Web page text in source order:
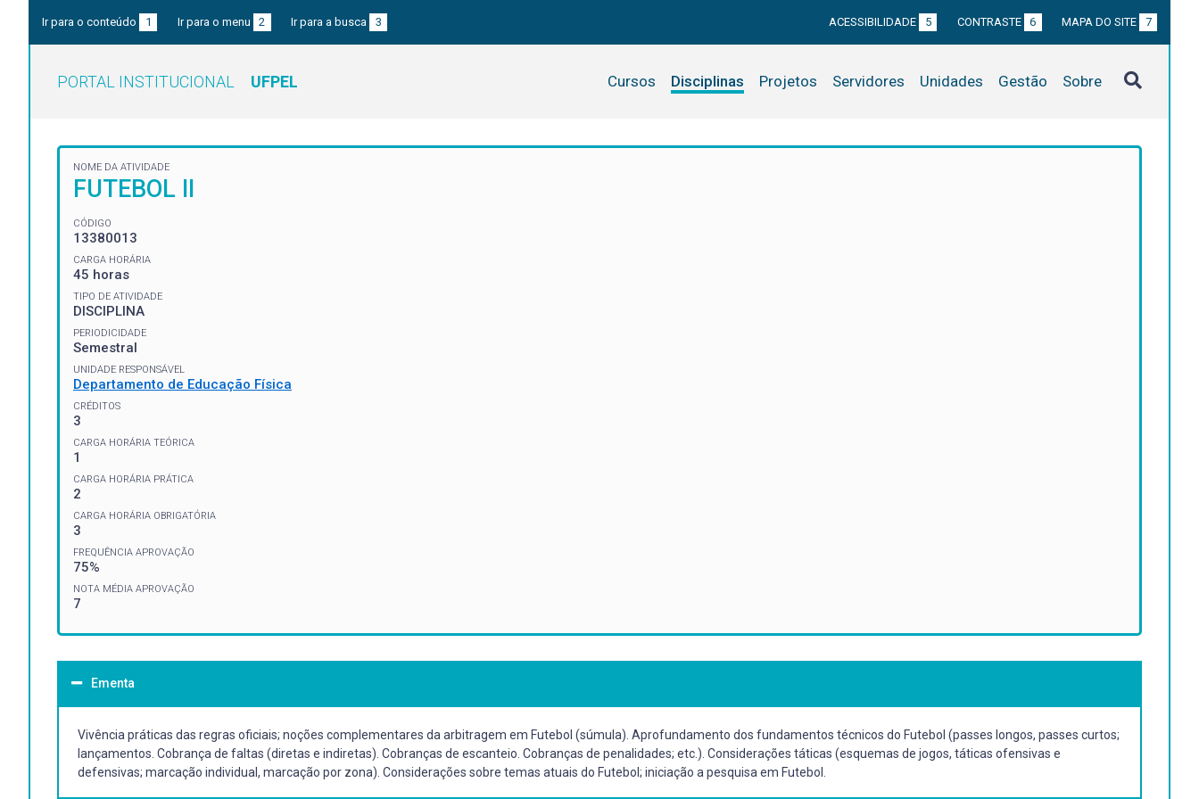
Ir para o conteúdo 1 Ir para o menu 2 Ir para a busca 3 ACESSIBILIDADE 5 CONTRASTE 6 MAPA DO SITE 7
PORTAL INSTITUCIONAL UFPEL Cursos Disciplinas Projetos Servidores Unidades Gestão Sobre
NOME DA ATIVIDADE
FUTEBOL II
CÓDIGO
13380013
CARGA HORÁRIA
45 horas
TIPO DE ATIVIDADE
DISCIPLINA
PERIODICIDADE
Semestral
UNIDADE RESPONSÁVEL
Departamento de Educação Física
CRÉDITOS
3
CARGA HORÁRIA TEÓRICA
1
CARGA HORÁRIA PRÁTICA
2
CARGA HORÁRIA OBRIGATÓRIA
3
FREQUÊNCIA APROVAÇÃO
75%
NOTA MÉDIA APROVAÇÃO
7
Ementa
Vivência práticas das regras oficiais; noções complementares da arbitragem em Futebol (súmula). Aprofundamento dos fundamentos técnicos do Futebol (passes longos, passes curtos;
lançamentos. Cobrança de faltas (diretas e indiretas). Cobranças de escanteio. Cobranças de penalidades; etc.). Considerações táticas (esquemas de jogos, táticas ofensivas e
defensivas; marcação individual, marcação por zona). Considerações sobre temas atuais do Futebol; iniciação a pesquisa em Futebol.